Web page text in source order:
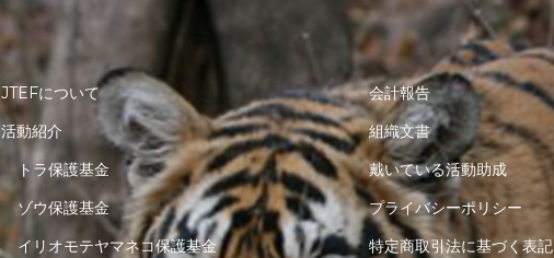
JTEFについて
活動紹介
トラ保護基金
ゾウ保護基金
イリオモテヤマネコ保護基金
会計報告
組織文書
戴いている活動助成
プライバシーポリシー
特定商取引法に基づく表記